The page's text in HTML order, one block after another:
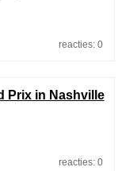
reacties: 0
Prix in Nashville
reacties: 0